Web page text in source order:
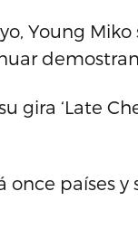
Young
gira ‘Late
once países